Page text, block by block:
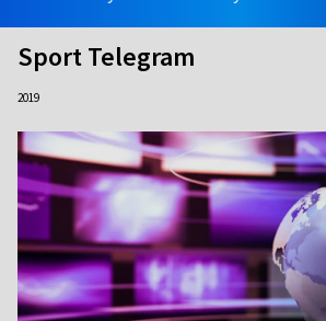
Sport Telegram
2019